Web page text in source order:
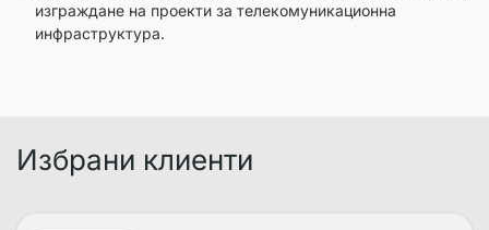
изграждане на проекти за телекомуникационна
инфраструктура.
Избрани клиенти